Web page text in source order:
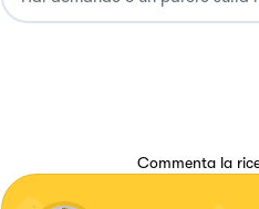
Commenta la